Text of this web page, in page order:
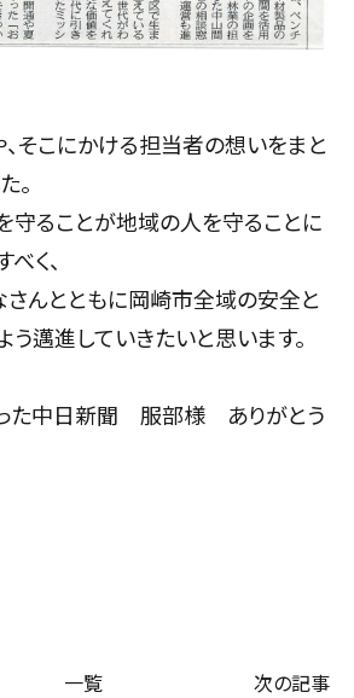
そこにかける担当者の想いをまと
。
守ることが地域の人を守ることに
く、
んとともに岡崎市全域の安全と
う邁進していきたいと思います。
った中日新聞 服部様 ありがとう
一覧 次の記事